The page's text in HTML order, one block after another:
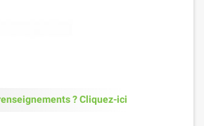
Demande de renseignements ? Cliquez-ici